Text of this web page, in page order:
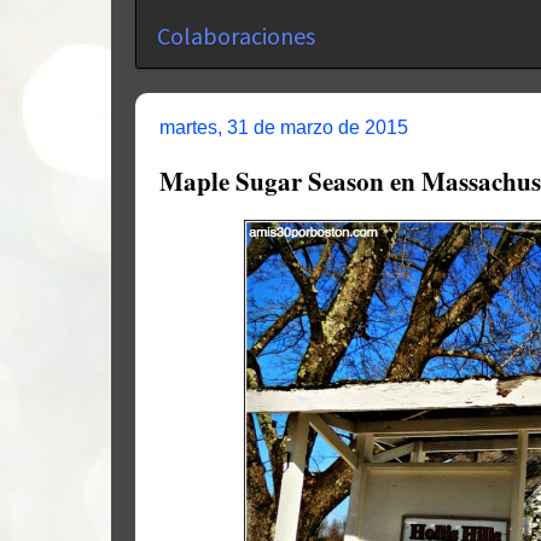
Colaboraciones
martes, 31 de marzo de 2015
Maple Sugar Season en